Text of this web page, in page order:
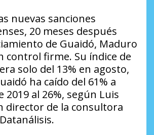
nuevas sanciones
20 meses después
de Guaidó, Maduro
control firme. Su índice de
solo del 13% en agosto,
ha caído del 61% a
2019 al 26%, según Luis
director de la consultora